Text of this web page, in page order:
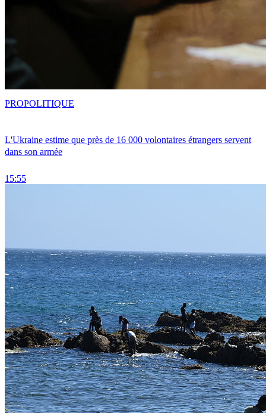
L'Ukraine estime que près de 16 000 volontaires étrangers servent
dans son armée
15:55
PROPOLITIQUE